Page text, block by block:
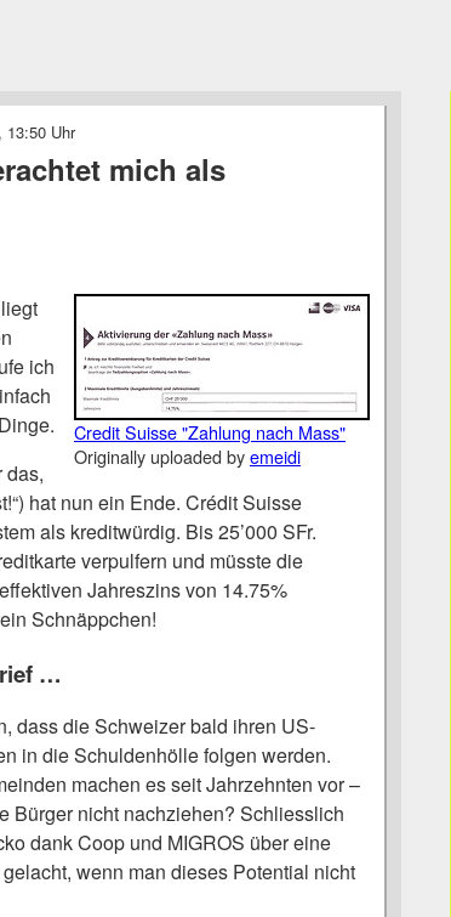
13:50 Uhr
mich als
Credit Suisse "Zahlung nach Mass"
Originally uploaded byemeidi
ich
das,
hat nun ein Ende. Crédit Suisse
als kreditwürdig. Bis 25’000 SFr.
verpulfern und müsste die
Jahreszins von 14.75%
Schnäppchen!
…
dass die Schweizer bald ihren US-
in die Schuldenhölle folgen werden.
machen es seit Jahrzehnten vor –
Bürger nicht nachziehen? Schliesslich
dank Coop und MIGROS über eine
wenn man dieses Potential nicht